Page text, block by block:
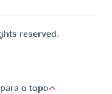
reserved.
o topo